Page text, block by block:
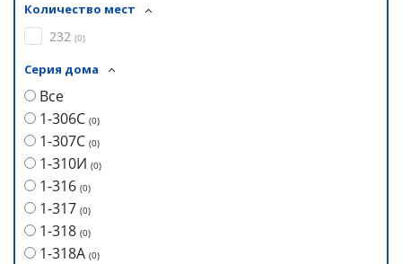
Количество мест
232 (0)
Серия дома
Все
1-306С (0)
1-307С (0)
1-310И (0)
1-316 (0)
1-317 (0)
1-318 (0)
1-318А (0)